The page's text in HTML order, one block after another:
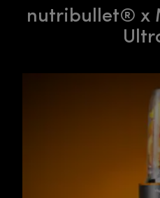
nutribullet® x